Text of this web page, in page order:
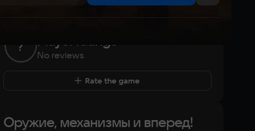
? Player ratings
No reviews
Rate the game
Оружие, механизмы и вперед!